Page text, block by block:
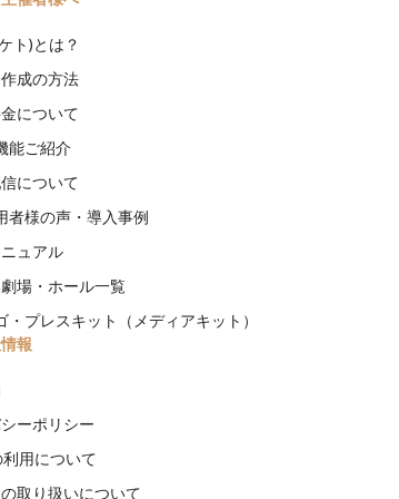
ト)とは？
成の方法
について
能ご紹介
について
者様の声・導入事例
ュアル
場・ホール一覧
プレスキット（メディアキット）
報
ーポリシー
用について
取り扱いについて